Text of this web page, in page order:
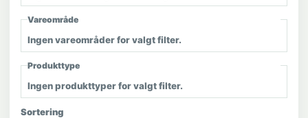
Vareområde
Ingen vareområder for valgt filter.
Produkttype
Ingen produkttyper for valgt filter.
Sortering